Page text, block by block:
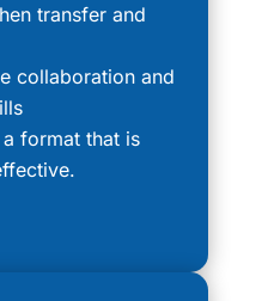
transfer and
collaboration and
format that is